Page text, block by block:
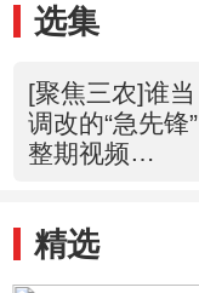
选集
[聚焦三农]谁当
调改的“急先锋”
整期视频
精选